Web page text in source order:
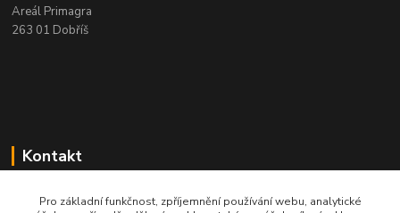
Areál Primagra
263 01 Dobříš
Kontakt
+420 284 811 501
Pro základní funkčnost, zpříjemnění používání webu, analytické